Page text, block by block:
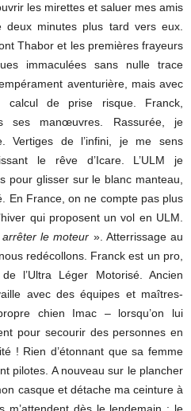
les mirettes et saluer mes amis
deux minutes plus tard vers eux.
Thabor et les premières frayeurs
immaculées sans nulle trace
aventurière, mais avec
de prise risque. Franck,
ses manœuvres. Rassurée, je
Vertiges de l’infini, je me sens
le rêve d’Icare. L’ULM je
pour glisser sur le blanc manteau,
En France, on ne compte pas plus
qui proposent un vol en ULM.
le moteur ». Atterrissage au
redécollons. Franck est un pro,
l’Ultra Léger Motorisé. Ancien
avec des équipes et maîtres-
chien Imac – lorsqu’on lui
pour secourir des personnes en
! Rien d’étonnant que sa femme
pilotes. A nouveau sur le plancher
casque et détache ma ceinture à